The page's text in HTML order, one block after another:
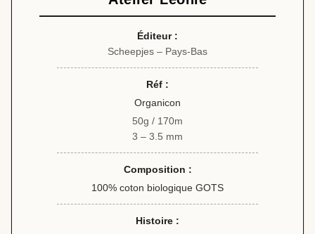
Éditeur :
Scheepjes – Pays-Bas
Réf :
Organicon
50g / 170m
3 – 3.5 mm
Composition :
100% coton biologique GOTS
Histoire :